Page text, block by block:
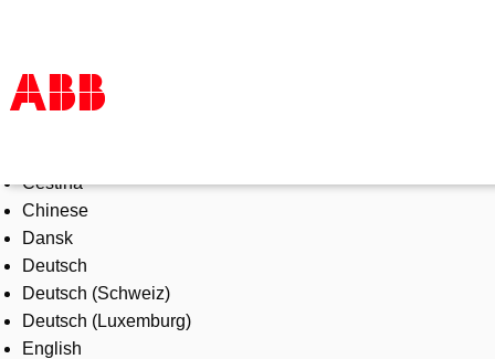
Products & Solutions
Industries
Services
About us
Where to buy
Contact us
Careers
Čeština
Chinese
Dansk
Deutsch
Deutsch (Schweiz)
Deutsch (Luxemburg)
English